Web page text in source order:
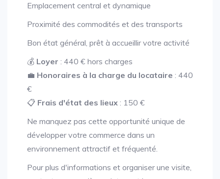
Emplacement central et dynamique
Proximité des commodités et des transports
Bon état général, prêt à accueillir votre activité
💰 Loyer : 440 € hors charges
💼 Honoraires à la charge du locataire : 440
€
📋 Frais d'état des lieux : 150 €
Ne manquez pas cette opportunité unique de
développer votre commerce dans un
environnement attractif et fréquenté.
Pour plus d'informations et organiser une visite,